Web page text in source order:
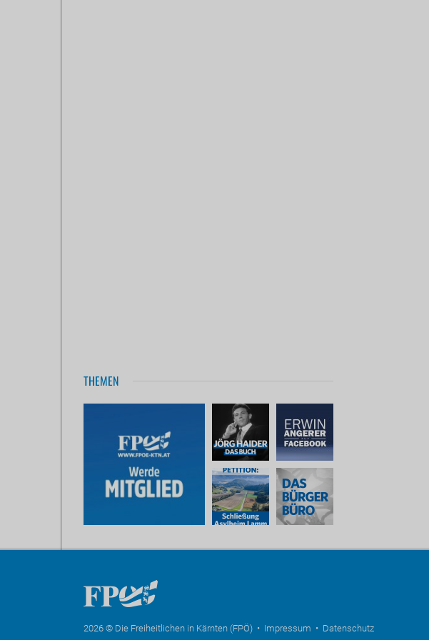
THEMEN
2026 © Die Freiheitlichen in Kärnten (FPÖ) • Impressum • Datenschutz